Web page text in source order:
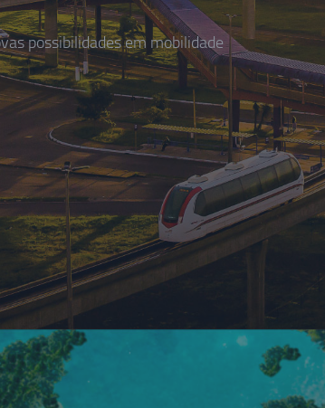
possibilidades em mobilidade